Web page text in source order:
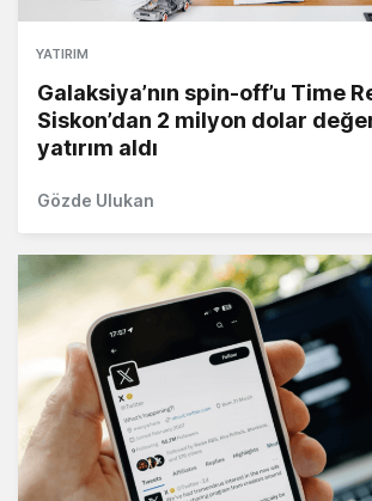
YATIRIM
Galaksiya’nın spin-off’u Time
Siskon’dan 2 milyon dolar
yatırım aldı
Gözde Ulukan